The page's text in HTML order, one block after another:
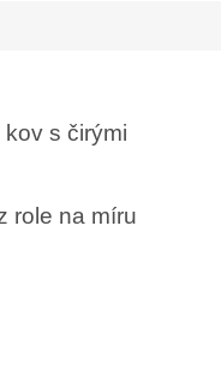
s čirými
role na míru